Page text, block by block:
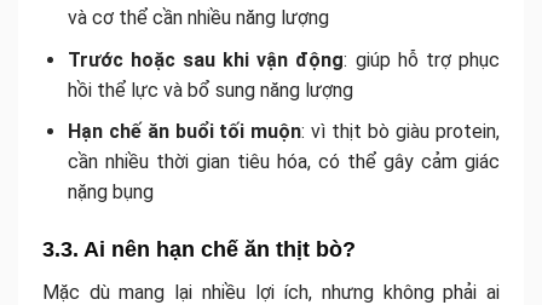
và cơ thể cần nhiều năng lượng
Trước hoặc sau khi vận động: giúp hỗ trợ phục
hồi thể lực và bổ sung năng lượng
Hạn chế ăn buổi tối muộn: vì thịt bò giàu protein,
cần nhiều thời gian tiêu hóa, có thể gây cảm giác
nặng bụng
3.3. Ai nên hạn chế ăn thịt bò?
Mặc dù mang lại nhiều lợi ích, nhưng không phải ai